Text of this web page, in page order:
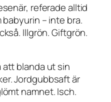
referade alltid
– inte bra.
Illgrön. Giftgrön.
att blanda ut sin
Jordgubbsaft är
namnet. Isch.